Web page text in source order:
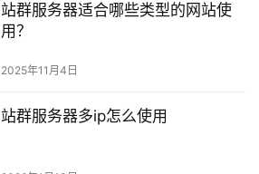
站群服务器适合哪些类型的网站使
用？
2025年11月4日
站群服务器多ip怎么使用